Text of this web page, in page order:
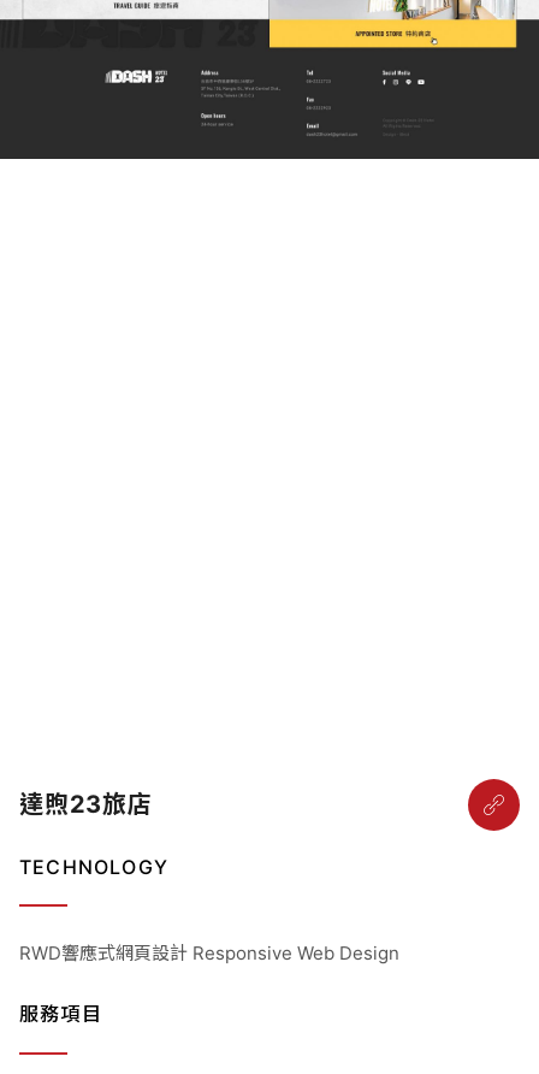
達煦23旅店
TECHNOLOGY
RWD響應式網頁設計 Responsive Web Design
服務項目